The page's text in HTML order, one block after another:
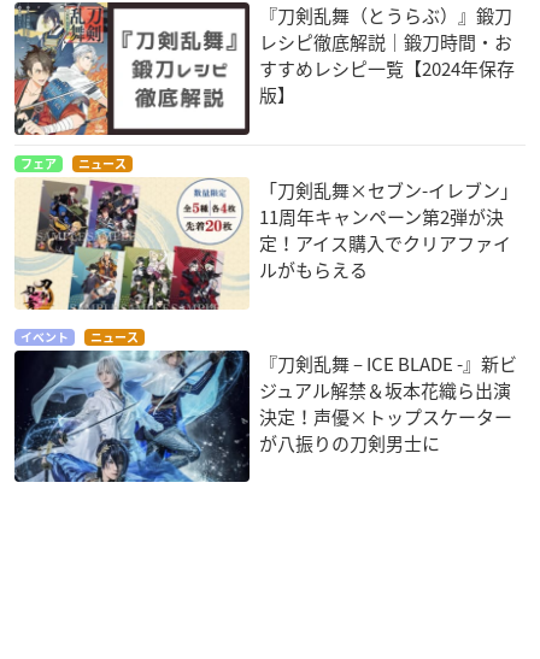
『刀剣乱舞（とうらぶ）』鍛刀
レシピ徹底解説｜鍛刀時間・お
すすめレシピ一覧【2024年保存
版】
フェア ニュース
「刀剣乱舞×セブン-イレブン」
11周年キャンペーン第2弾が決
定！アイス購入でクリアファイ
ルがもらえる
イベント ニュース
『刀剣乱舞 – ICE BLADE -』新ビ
ジュアル解禁＆坂本花織ら出演
決定！声優×トップスケーター
が八振りの刀剣男士に